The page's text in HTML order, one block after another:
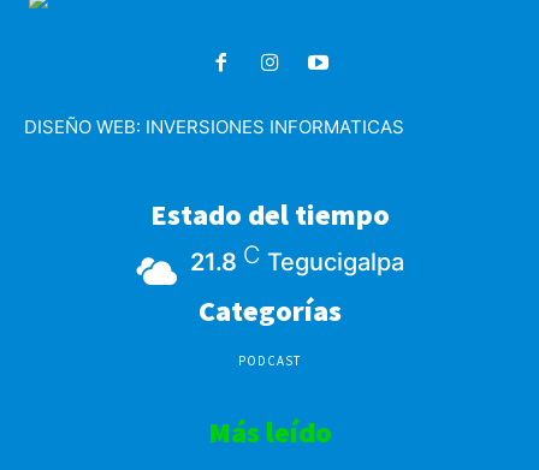
DISEÑO WEB: INVERSIONES INFORMATICAS
Estado del tiempo
21.8 C Tegucigalpa
Categorías
PODCAST
Más leído